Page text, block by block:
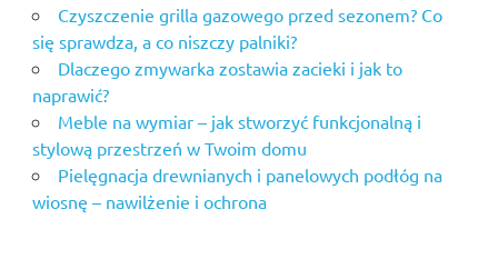
Czyszczenie grilla gazowego przed sezonem? Co
się sprawdza, a co niszczy palniki?
Dlaczego zmywarka zostawia zacieki i jak to
naprawić?
Meble na wymiar – jak stworzyć funkcjonalną i
stylową przestrzeń w Twoim domu
Pielęgnacja drewnianych i panelowych podłóg na
wiosnę – nawilżenie i ochrona